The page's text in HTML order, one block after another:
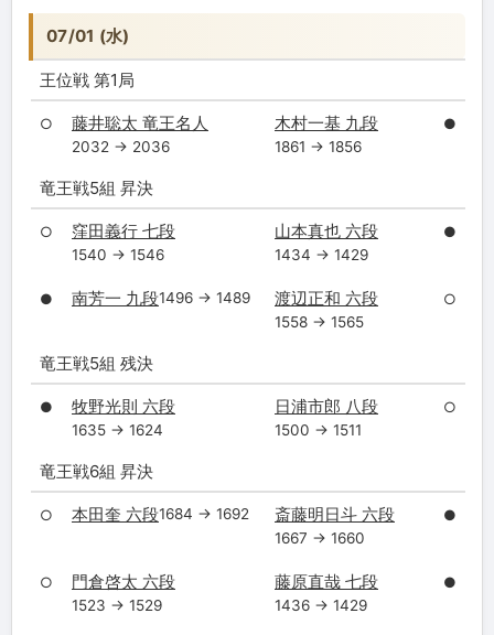
07/01 (水)
王位戦 第1局
○ 藤井聡太 竜王名人
2032 → 2036
木村一基 九段
1861 → 1856
●
竜王戦5組 昇決
○ 窪田義行 七段
1540 → 1546
山本真也 六段
1434 → 1429
●
● 南芳一 九段1496 → 1489 渡辺正和 六段
1558 → 1565
○
竜王戦5組 残決
● 牧野光則 六段
1635 → 1624
日浦市郎 八段
1500 → 1511
○
竜王戦6組 昇決
○ 本田奎 六段1684 → 1692 斎藤明日斗 六段
1667 → 1660
●
○ 門倉啓太 六段
1523 → 1529
藤原直哉 七段
1436 → 1429
●